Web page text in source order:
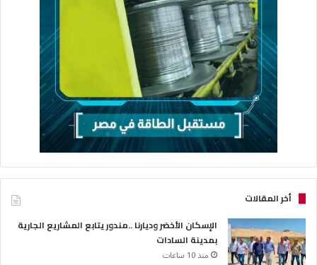
أخر المقالات
الإسكان الأخضر وديارنا ..مندور يتابع المشاريع الجارية
بمدينة السادات
منذ 10 ساعات